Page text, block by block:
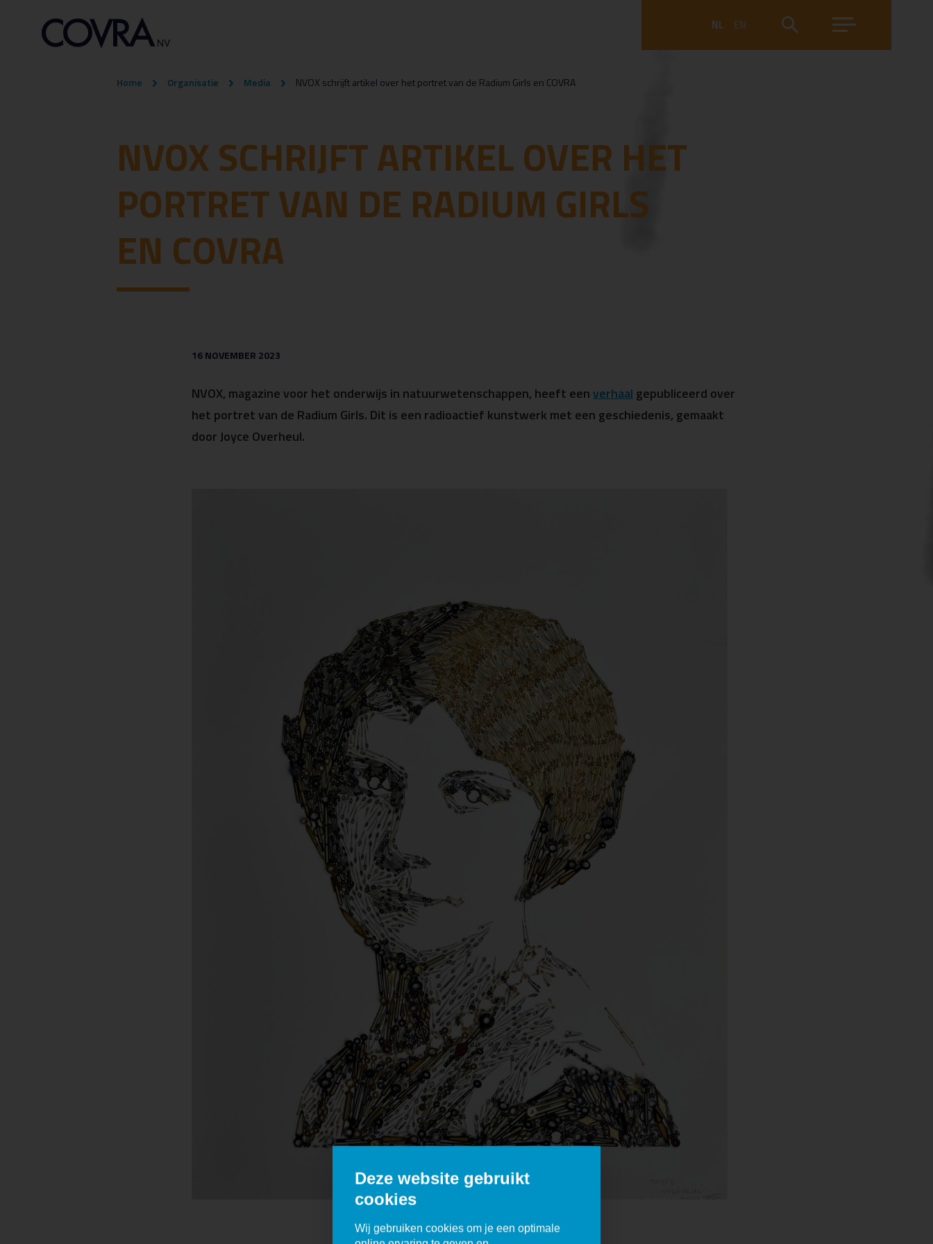
NL EN
Home Organisatie Media NVOX schrijft artikel over het portret van de Radium Girls en COVRA
NVOX SCHRIJFT ARTIKEL OVER HET
PORTRET VAN DE RADIUM GIRLS
EN COVRA
16 NOVEMBER 2023
NVOX, magazine voor het onderwijs in natuurwetenschappen, heeft eenverhaal gepubliceerd over
het portret van de Radium Girls. Dit is een radioactief kunstwerk met een geschiedenis, gemaakt
door Joyce Overheul.
Deze website gebruikt
cookies
Wij gebruiken cookies om je een optimale